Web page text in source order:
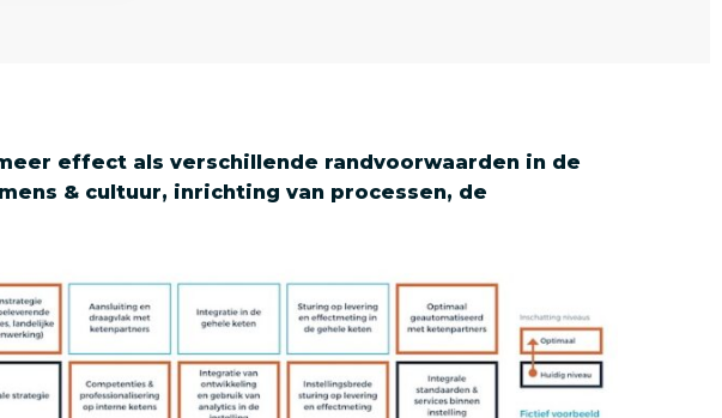
effect als verschillende randvoorwaarden in de
& cultuur, inrichting van processen, de